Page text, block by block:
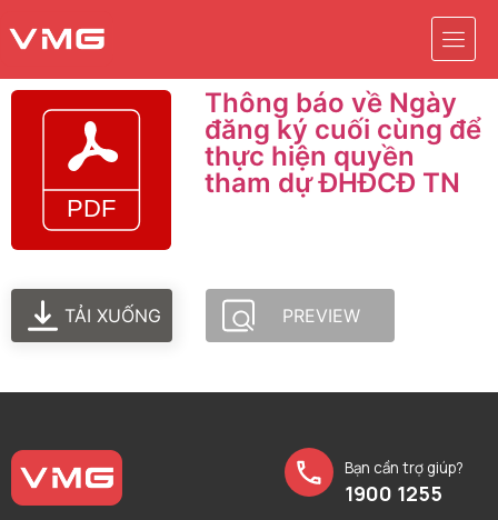
Thông báo về Ngày
đăng ký cuối cùng để
thực hiện quyền
tham dự ĐHĐCĐ TN
TẢI XUỐNG PREVIEW
Bạn cần trợ giúp?
1900 1255